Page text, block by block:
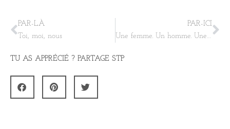
PAR-LÀ
Toi, moi, nous
PAR-ICI
Une femme. Un homme. Une bouteille de rouge…
TU AS APPRÉCIÉ ? PARTAGE STP